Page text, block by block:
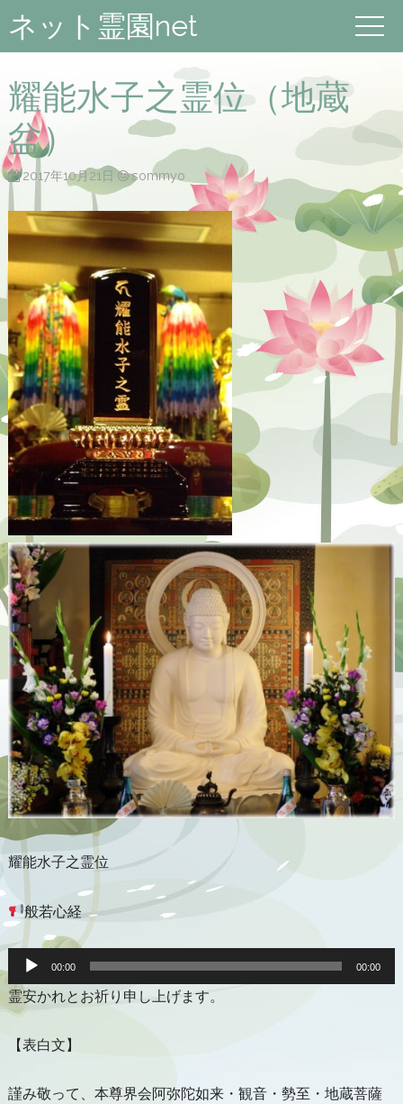
ネット霊園net
耀能水子之霊位（地蔵
盆）
2017年10月21日 sommyo
耀能水子之霊位
般若心経
音
声
プ
レ
ー
ー
00:00 00:00
霊安かれとお祈り申し上げます。
【表白文】
謹み敬って、本尊界会阿弥陀如来・観音・勢至・地蔵菩薩